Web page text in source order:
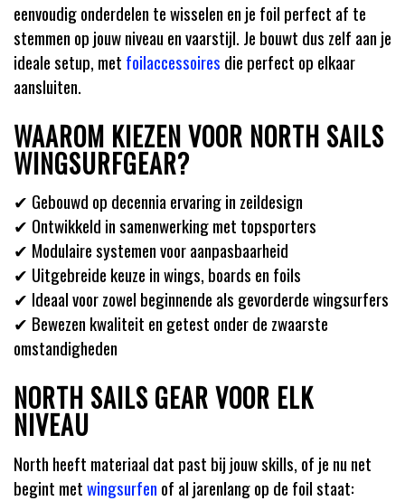
eenvoudig onderdelen te wisselen en je foil perfect af te
stemmen op jouw niveau en vaarstijl. Je bouwt dus zelf aan je
ideale setup, met foilaccessoires die perfect op elkaar
aansluiten.
WAAROM KIEZEN VOOR NORTH SAILS
WINGSURFGEAR?
✔ Gebouwd op decennia ervaring in zeildesign
✔ Ontwikkeld in samenwerking met topsporters
✔ Modulaire systemen voor aanpasbaarheid
✔ Uitgebreide keuze in wings, boards en foils
✔ Ideaal voor zowel beginnende als gevorderde wingsurfers
✔ Bewezen kwaliteit en getest onder de zwaarste
omstandigheden
NORTH SAILS GEAR VOOR ELK
NIVEAU
North heeft materiaal dat past bij jouw skills, of je nu net
begint metwingsurfen of al jarenlang op de foil staat: